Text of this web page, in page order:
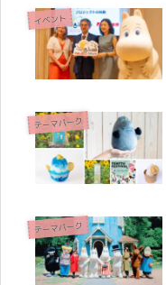
イベント
テーマパーク
テーマパーク